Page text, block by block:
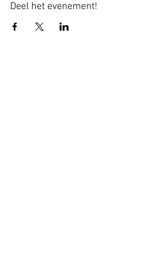
Deel het evenement!